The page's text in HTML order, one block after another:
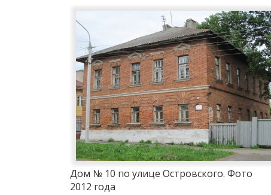
Дом № 10 по улице Островского. Фото
2012 года